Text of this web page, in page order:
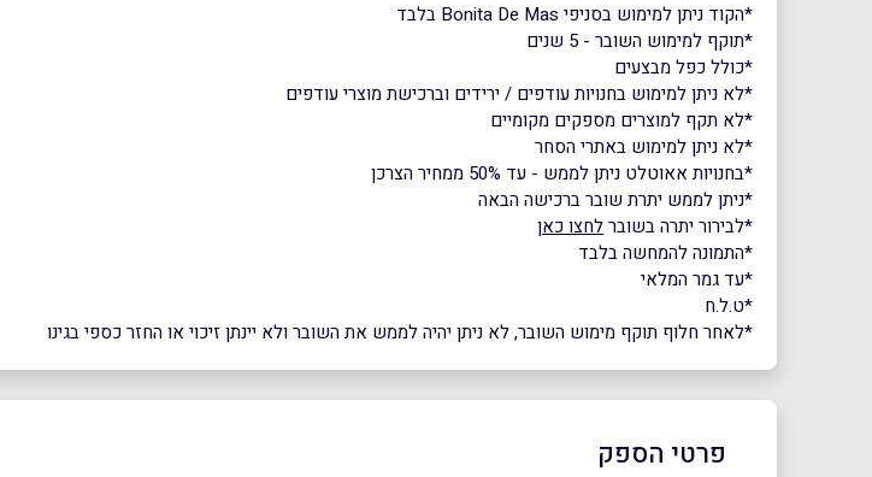
*הקוד ניתן למימוש בסניפי Bonita De Mas בלבד
*תוקף למימוש השובר - 5 שנים
*כולל כפל מבצעים
*לא ניתן למימוש בחנויות עודפים / ירידים וברכישת מוצרי עודפים
*לא תקף למוצרים מספקים מקומיים
*לא ניתן למימוש באתרי הסחר
*בחנויות אאוטלט ניתן לממש - עד 50% ממחיר הצרכן
*ניתן לממש יתרת שובר ברכישה הבאה
*לבירור יתרה בשוברלחצו כאן
*התמונה להמחשה בלבד
*עד גמר המלאי
*ט.ל.ח
*לאחר חלוף תוקף מימוש השובר, לא ניתן יהיה לממש את השובר ולא יינתן זיכוי או החזר כספי בגינו
פרטי הספק